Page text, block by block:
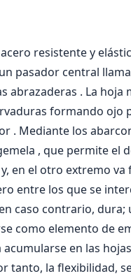
resistente y
pasador central
abrazaderas . La hoja
formando ojo
. Mediante los
, que permite el
en el otro extremo va
entre los que se
caso contrario,
como elemento de
en las
tanto, la flexibilidad,